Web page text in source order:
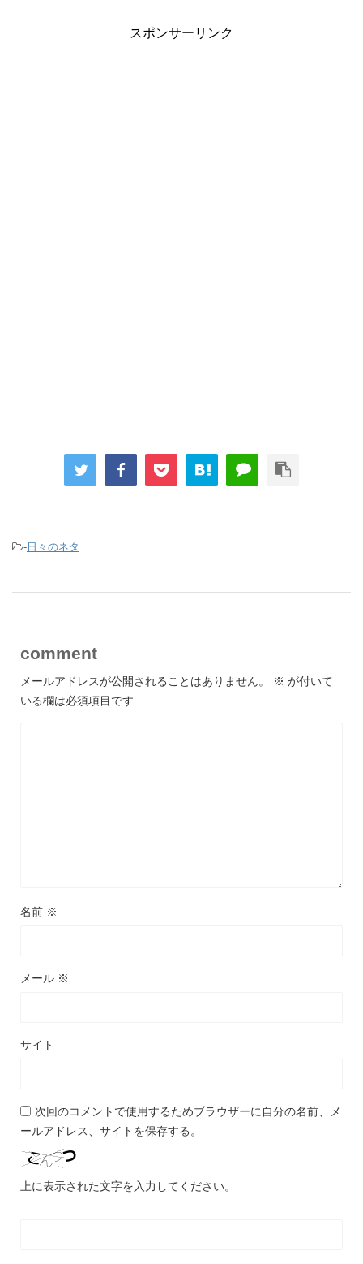
スポンサーリンク
-日々のネタ
comment
メールアドレスが公開されることはありません。 ※ が付いて
いる欄は必須項目です
名前 ※
メール ※
サイト
次回のコメントで使用するためブラウザーに自分の名前、メ
ールアドレス、サイトを保存する。
上に表示された文字を入力してください。